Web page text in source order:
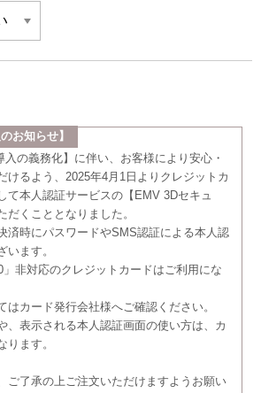
お知らせ】
入の義務化】に伴い、お客様により安心・
けるよう、2025年4月1日よりクレジットカ
て本人認証サービスの【EMV 3Dセキュ
だくこととなりました。
済時にパスワードやSMS認証による本人認
います。
非対応のクレジットカードはご利用にな
カード発行会社様へご確認ください。
表示される本人認証画面の使い方は、カ
ります。
ご了承の上ご注文いただけますようお願い